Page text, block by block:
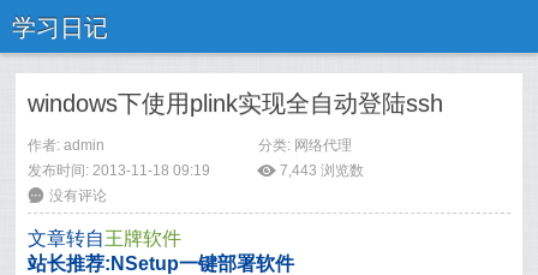
学习日记
windows下使用plink实现全自动登陆ssh
作者: admin 分类: 网络代理
发布时间: 2013-11-18 09:19
ė 7,443 浏览数
6 没有评论
文章转自王牌软件
站长推荐:NSetup一键部署软件